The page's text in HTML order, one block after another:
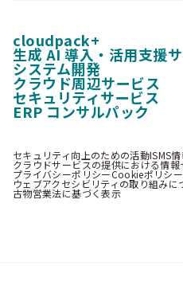
cloudpack+
生成 AI 導入・活用支援
システム開発
クラウド周辺サービス
セキュリティサービス
ERP コンサルパック
セキュリティ向上のための活動ISMS
クラウドサービスの提供における情
プライバシーポリシーCookieポリシー
ウェブアクセシビリティの取り組みに
古物営業法に基づく表示